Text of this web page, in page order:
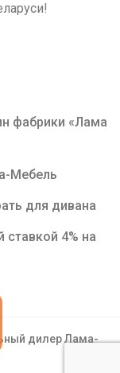
фабрики «Лама
Мебель
для дивана
ставкой 4% на
дилер Лама-